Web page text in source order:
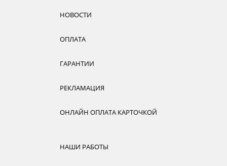
НОВОСТИ
ОПЛАТА
ГАРАНТИИ
РЕКЛАМАЦИЯ
ОНЛАЙН ОПЛАТА КАРТОЧКОЙ
НАШИ РАБОТЫ